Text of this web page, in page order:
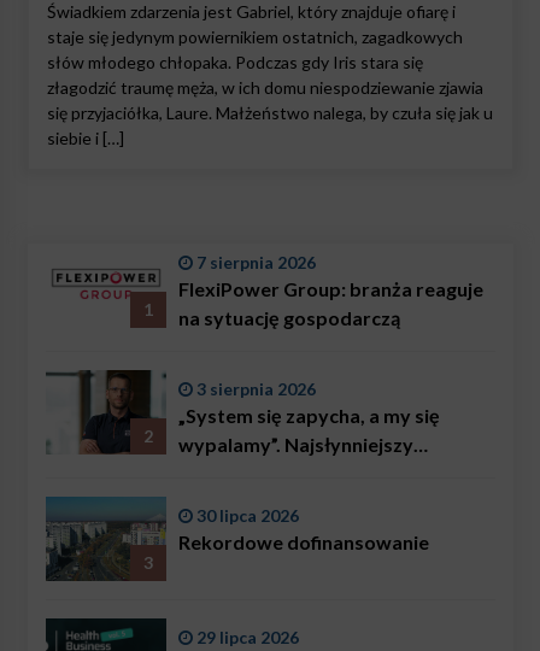
Świadkiem zdarzenia jest Gabriel, który znajduje ofiarę i
staje się jedynym powiernikiem ostatnich, zagadkowych
słów młodego chłopaka. Podczas gdy Iris stara się
złagodzić traumę męża, w ich domu niespodziewanie zjawia
się przyjaciółka, Laure. Małżeństwo nalega, by czuła się jak u
siebie i […]
1
7 sierpnia 2026
FlexiPower Group: branża reaguje
na sytuację gospodarczą
2
3 sierpnia 2026
„System się zapycha, a my się
wypalamy”. Najsłynniejszy
problemem są nie tylko choroby
3
30 lipca 2026
Rekordowe dofinansowanie
29 lipca 2026